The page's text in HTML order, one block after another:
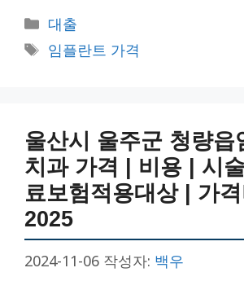
카
테
고
대출
태
임플란트 가격
울산시 울주군 청량읍
치과 가격 | 비용 | 시
료보험적용대상 | 가격
2025
2024-11-06 작성자: 백우